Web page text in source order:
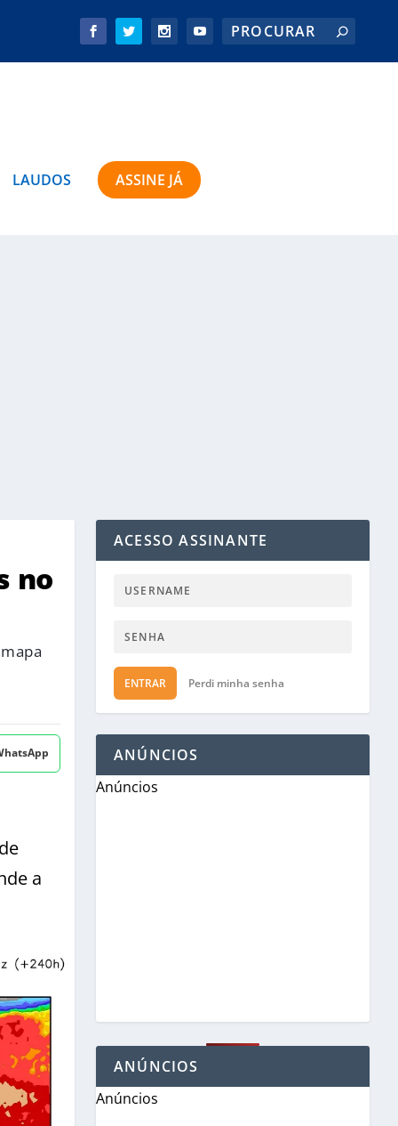
LAUDOS ASSINE JÁ
no
a
ACESSO ASSINANTE
ENTRAR Perdi minha senha
ANÚNCIOS
Anúncios
ANÚNCIOS
Anúncios